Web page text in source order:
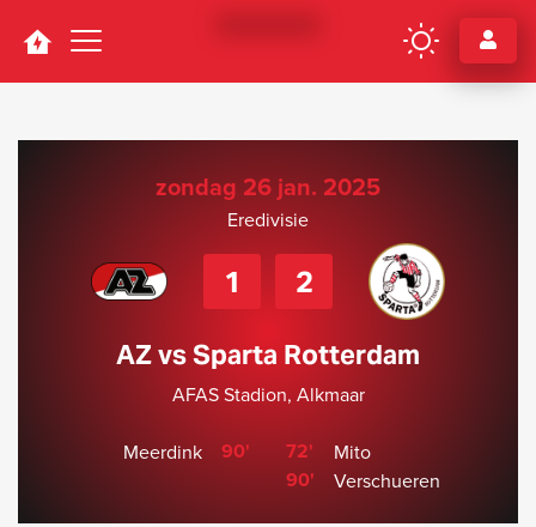
Navigation
zondag 26 jan. 2025
Eredivisie
1 2
AZ vs Sparta Rotterdam
AFAS Stadion, Alkmaar
Meerdink 90' 72' Mito
90' Verschueren